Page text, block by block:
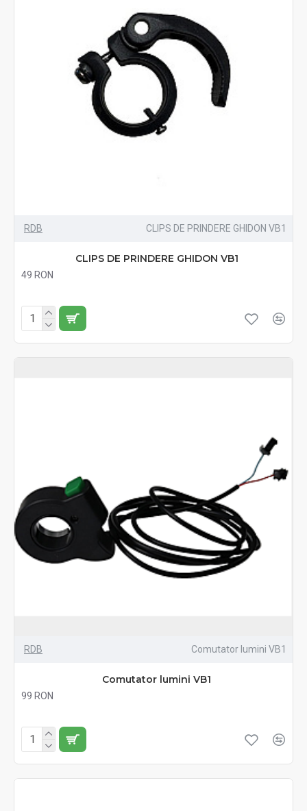
RDB CLIPS DE PRINDERE GHIDON VB1
CLIPS DE PRINDERE GHIDON VB1
49 RON
RDB Comutator lumini VB1
Comutator lumini VB1
99 RON